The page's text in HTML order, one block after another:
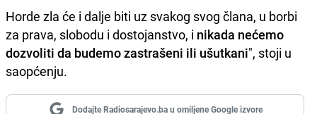
Horde zla će i dalje biti uz svakog svog člana, u borbi
za prava, slobodu i dostojanstvo, i nikada nećemo
dozvoliti da budemo zastrašeni ili ušutkani", stoji u
saopćenju.
Dodajte Radiosarajevo.ba u omiljene Google izvore